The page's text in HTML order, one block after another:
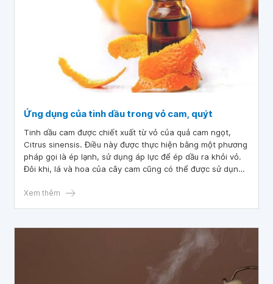
Ứng dụng của tinh dầu trong vỏ cam, quýt
Tinh dầu cam được chiết xuất từ ​​vỏ của quả cam ngọt,
Citrus sinensis. Điều này được thực hiện bằng một phương
pháp gọi là ép lạnh, sử dụng áp lực để ép dầu ra khỏi vỏ.
Đôi khi, lá và hoa của cây cam cũng có thể được sử dụng.
những lợi ích sức khỏe cụ thể.
Xem thêm